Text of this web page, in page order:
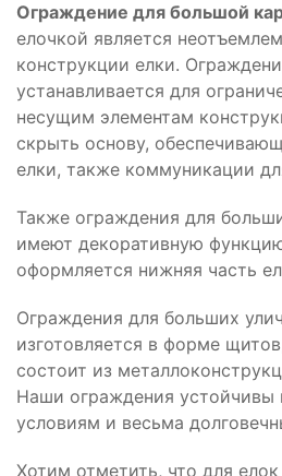
Ограждение для большой
елочкой является
конструкции елки.
устанавливается для
несущим элементам
скрыть основу,
елки, также коммуникации
Также ограждения для
имеют декоративную
оформляется нижняя часть
Ограждения для больших
изготовляется в форме
состоит из
Наши ограждения
условиям и весьма
Хотим отметить, что для